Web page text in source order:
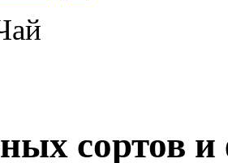
сортов и